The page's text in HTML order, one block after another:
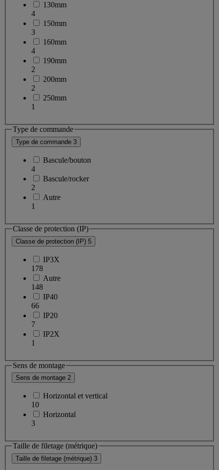
130mm
4
150mm
3
160mm
4
190mm
2
200mm
2
250mm
1
Type de commande
Type de commande 3
Bascule/bouton
4
Bascule/rocker
2
Autre
1
Classe de protection (IP)
Classe de protection (IP) 5
IP3X
178
Autre
148
IP40
66
IP20
7
IP2X
1
Sens de montage
Sens de montage 2
Horizontal et vertical
10
Horizontal
3
Taille de filetage (métrique)
Taille de filetage (métrique) 3